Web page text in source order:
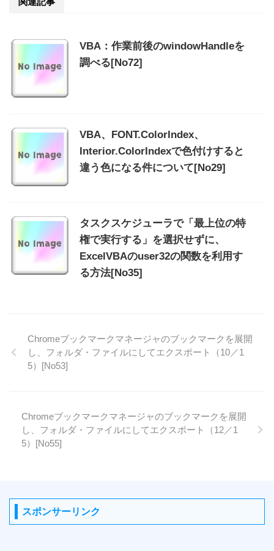
VBA：作業前後のwindowHandleを
調べる[No72]
VBA、FONT.ColorIndex、
Interior.ColorIndexで色付けすると
違う色になる件について[No29]
タスクスケジューラで「最上位の特
権で実行する」を選択せずに、
ExcelVBAのuser32の関数を利用す
る方法[No35]
Chromeブックマークマネージャのブックマークを展開
し、フォルダ・ファイルにしてエクスポート（10／1
5）[No53]
Chromeブックマークマネージャのブックマークを展開
し、フォルダ・ファイルにしてエクスポート（12／1
5）[No55]
スポンサーリンク